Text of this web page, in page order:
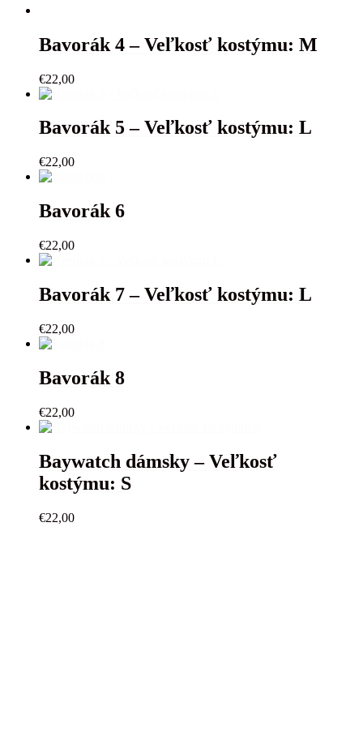
Bavorák 4 – Veľkosť kostýmu: M
€22,00
Bavorák 5 – Veľkosť kostýmu: L
€22,00
Bavorák 6
€22,00
Bavorák 7 – Veľkosť kostýmu: L
€22,00
Bavorák 8
€22,00
Baywatch dámsky – Veľkosť
kostýmu: S
€22,00